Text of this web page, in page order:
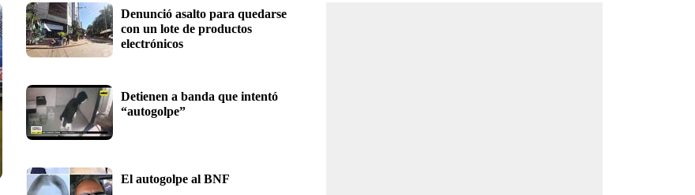
Denunció asalto para quedarse
con un lote de productos
electrónicos
Detienen a banda que intentó
“autogolpe”
El autogolpe al BNF